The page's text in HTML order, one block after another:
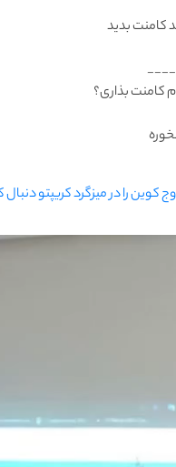
کامنت بدید
کوین را در میزگرد کریپتو دنبال